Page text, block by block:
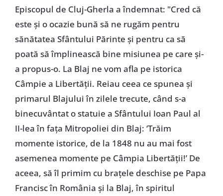
Episcopul de Cluj-Gherla a îndemnat: "Cred că
este și o ocazie bună să ne rugăm pentru
sănătatea Sfântului Părinte și pentru ca să
poată să împlinească bine misiunea pe care și-
a propus-o. La Blaj ne vom afla pe istorica
Câmpie a Libertății. Reiau ceea ce spunea și
primarul Blajului în zilele trecute, când s-a
binecuvântat o statuie a Sfântului Ioan Paul al
II-lea în fața Mitropoliei din Blaj: ‘Trăim
momente istorice, de la 1848 nu au mai fost
asemenea momente pe Câmpia Libertății!’ De
aceea, să îl primim cu brațele deschise pe Papa
Francisc în România și la Blaj, în spiritul